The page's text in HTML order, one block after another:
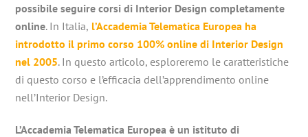
possibile seguire corsi di Interior Design completamente
online. In Italia, l’Accademia Telematica Europea ha
introdotto il primo corso 100% online di Interior Design
nel 2005. In questo articolo, esploreremo le caratteristiche
di questo corso e l’efficacia dell’apprendimento online
nell’Interior Design.
L’Accademia Telematica Europea è un istituto di